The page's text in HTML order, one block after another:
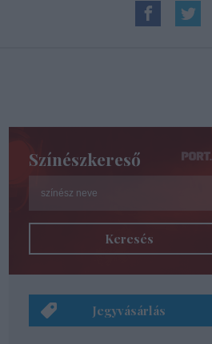
Színészkereső
Keresés
Jegyvásárlás